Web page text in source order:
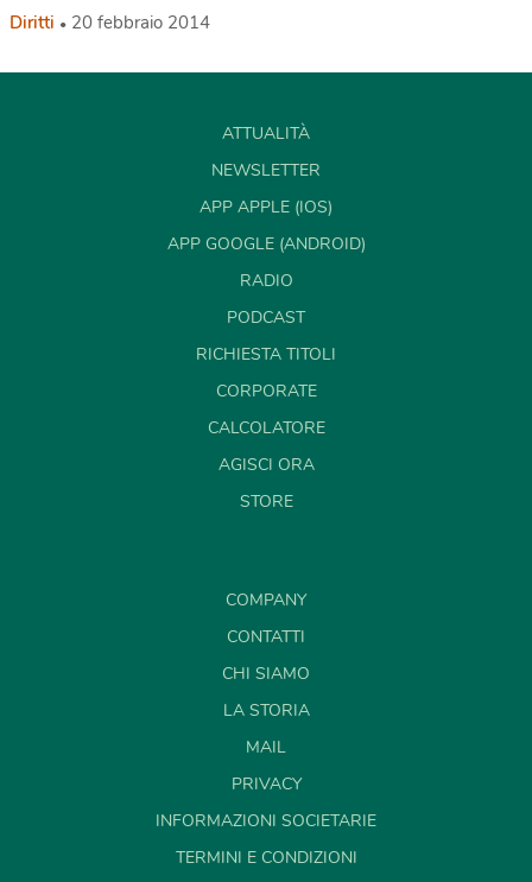
Diritti 20 febbraio 2014
ATTUALITÀ
NEWSLETTER
APP APPLE (IOS)
APP GOOGLE (ANDROID)
RADIO
PODCAST
RICHIESTA TITOLI
CORPORATE
CALCOLATORE
AGISCI ORA
STORE
COMPANY
CONTATTI
CHI SIAMO
LA STORIA
MAIL
PRIVACY
INFORMAZIONI SOCIETARIE
TERMINI E CONDIZIONI